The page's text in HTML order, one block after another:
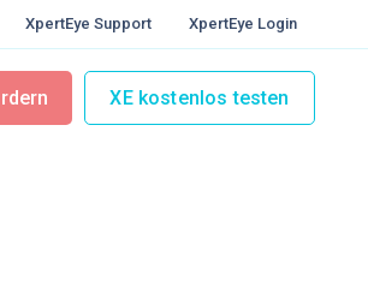
XpertEye Support XpertEye Login
XE kostenlos testen